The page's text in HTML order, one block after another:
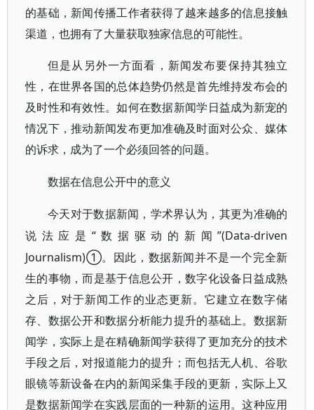
的基础，新闻传播工作者获得了越来越多的信息接触
渠道，也拥有了大量获取独家信息的可能性。
但是从另外一方面看，新闻发布要保持其独立
性，在世界各国的总体趋势仍然是首先维持发布会的
及时性和有效性。如何在数据新闻学日益成为新宠的
情况下，推动新闻发布更加准确及时面对公众、媒体
的诉求，成为了一个必须回答的问题。
数据在信息公开中的意义
今天对于数据新闻，学术界认为，其更为准确的
说法应是 “数据驱动的新闻”(Data-driven
Journalism)①。因此，数据新闻并不是一个完全新
生的事物，而是基于信息公开，数字化设备日益成熟
之后，对于新闻工作的业态更新。它建立在数字储
存、数据公开和数据分析能力提升的基础上。数据新
闻学，实际上是在精确新闻学获得了更加充分的技术
手段之后，对报道能力的提升；而包括无人机、谷歌
眼镜等新设备在内的新闻采集手段的更新，实际上又
是数据新闻学在实践层面的一种新的运用。这种应用